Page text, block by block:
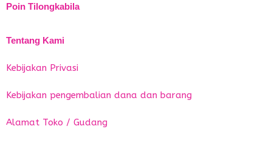
Poin Tilongkabila
Tentang Kami
Kebijakan Privasi
Kebijakan pengembalian dana dan barang
Alamat Toko / Gudang